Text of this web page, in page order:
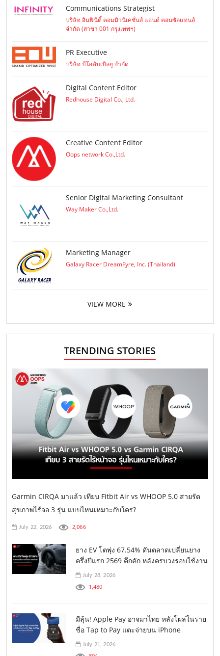
Communications Strategist
บริษัท อินฟินิตี้ คอมมิวนิเคชั่นส์ แอนด์ คอนซัลแทนส์
จำกัด (สาขา 001 กรุงเทพฯ)
PR Executive
บริษัท บีโอดับเบิลยู จำกัด
Digital Content Editor
Redhouse Digital Co., Ltd.
Creative Content Editor
Oops network Co.,Ltd.
Senior Digital Marketing Consultant
Way Maker Co.,Ltd.
Marketing Manager
Galaxy Racer DreamFyre, Inc. (Thailand)
VIEW MORE
TRENDING STORIES
Garmin CIRQA มาแล้ว เทียบ Fitbit Air vs WHOOP 5.0 สายรัด
สุขภาพไร้จอ 3 รุ่น แบบไหนเหมาะกับใคร?
July 22, 2026 2,066
ยาง EV โตพุ่ง 67.54% ดันตลาดเปลี่ยนยาง
ครึ่งปีแรก 2569 คึกคัก หลังครบวงรอบใช้งาน
July 28, 2026
1,480
มีลุ้น! Apple Pay อาจมาไทย หลังโผล่ในราย
ชื่อ Tap to Pay แตะจ่ายบน iPhone
July 21, 2026